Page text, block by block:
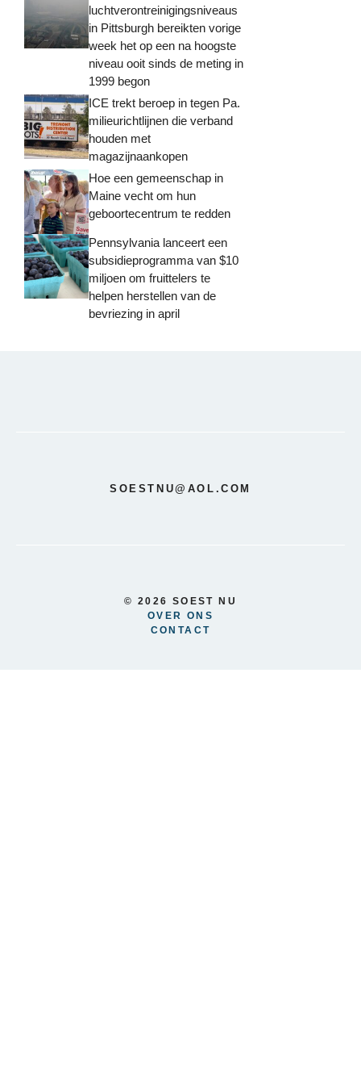
luchtverontreinigingsniveaus
in Pittsburgh bereikten vorige
week het op een na hoogste
niveau ooit sinds de meting in
1999 begon
ICE trekt beroep in tegen Pa.
milieurichtlijnen die verband
houden met
magazijnaankopen
Hoe een gemeenschap in
Maine vecht om hun
geboortecentrum te redden
Pennsylvania lanceert een
subsidieprogramma van $10
miljoen om fruittelers te
helpen herstellen van de
bevriezing in april
SOESTNU@AOL.COM
© 2026 SOEST NU
OVER ONS
CONTACT